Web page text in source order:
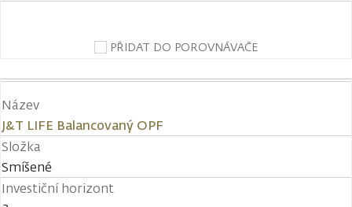
PŘIDAT DO POROVNÁVAČE
Název
J&T LIFE Balancovaný OPF
Složka
Smíšené
Investiční horizont